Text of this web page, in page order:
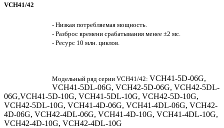
VCH41/42
- Низкая потребляемая мощность.
- Разброс времени срабатывания менее ±2 мс.
- Ресурс 10 млн. циклов.
Модельный ряд серии VCH41/42: VCH41-5D-06G,
VCH41-5DL-06G, VCH42-5D-06G, VCH42-5DL-
06G,VCH41-5D-10G, VCH41-5DL-10G, VCH42-5D-10G,
VCH42-5DL-10G, VCH41-4D-06G, VCH41-4DL-06G, VCH42-
4D-06G, VCH42-4DL-06G, VCH41-4D-10G, VCH41-4DL-10G,
VCH42-4D-10G, VCH42-4DL-10G